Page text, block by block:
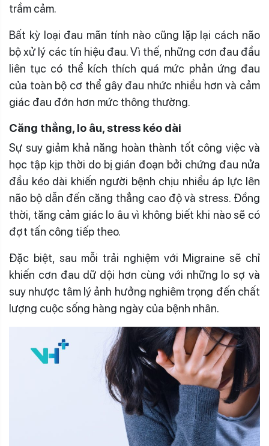
trầm cảm.
Bất kỳ loại đau mãn tính nào cũng lặp lại cách não
bộ xử lý các tín hiệu đau. Vì thế, những cơn đau đầu
liên tục có thể kích thích quá mức phản ứng đau
của toàn bộ cơ thể gây đau nhức nhiều hơn và cảm
giác đau đớn hơn mức thông thường.
Căng thẳng, lo âu, stress kéo dài
Sự suy giảm khả năng hoàn thành tốt công việc và
học tập kịp thời do bị gián đoạn bởi chứng đau nửa
đầu kéo dài khiến người bệnh chịu nhiều áp lực lên
não bộ dẫn đến căng thẳng cao độ và stress. Đồng
thời, tăng cảm giác lo âu vì không biết khi nào sẽ có
đợt tấn công tiếp theo.
Đặc biệt, sau mỗi trải nghiệm với Migraine sẽ chỉ
khiến cơn đau dữ dội hơn cùng với những lo sợ và
suy nhược tâm lý ảnh hưởng nghiêm trọng đến chất
lượng cuộc sống hàng ngày của bệnh nhân.